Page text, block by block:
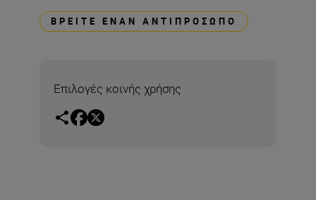
ΒΡΕΊΤΕ ΈΝΑΝ ΑΝΤΙΠΡΌΣΩΠΟ
Επιλογές κοινής χρήσης